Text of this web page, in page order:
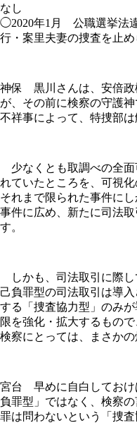
なし
◯2020年1月 公職選挙法
行・案里夫妻の捜査を止
神保 黒川さんは、安倍政
が、その前に検察の守護
不祥事によって、特捜部は
少なくとも取調べの全面
れていたところを、可視
それまで限られた事件に
事件に広め、新たに司法
す。
しかも、司法取引に際し
己負罪型の司法取引は導
する「捜査協力型」のみ
限を強化・拡大するもの
検察にとっては、まさかの
宮台 早めに自白しておけ
負罪型」ではなく、検察
罪は問わないという「捜